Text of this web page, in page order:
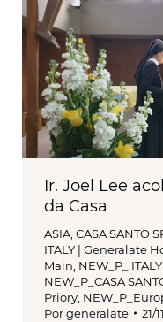
Ir. Joel Lee
da Casa
ASIA CASA SANTO
ITALY | Generalate
Main NEW_P_
NEW_P_CASA
Priory
Porgeneralate 21/